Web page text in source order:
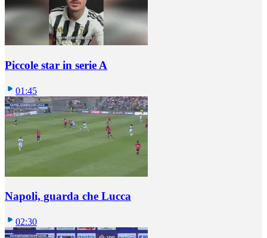
Piccole star in serie A
01:45
Napoli, guarda che Lucca
02:30